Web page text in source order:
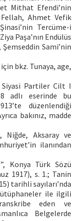
Mithat Efendi’nin
Fellah, Ahmet Vefik
Tercüme-i
Paşa’nın Endülüs
Sami’nin
bkz. Tunaya, age,
Siyasi Partiler Cilt I
adlı eserinde bu
düzenlendiği
bakınız, madde
Niğde, Aksaray ve
ilanından
Konya Türk Sözü
1917), s. 1.; Tanin
tarihli sayıları’nda
ile ilgili
eden ve
Belgelerde